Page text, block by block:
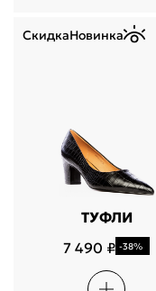
ТУФЛИ
7 490 ₽ -38%
СкидкаНовинка